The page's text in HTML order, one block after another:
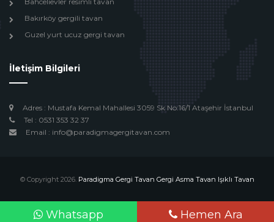
Whatsapp Hemen Ara
Bakırköy gergili tavan
Guzel yurt ucuz gergi tavan
İletişim Bilgileri
Adres : Mustafa Kemal Mahallesi 3059 Sk No:16/1 Ataşehir İstanbul
Tel : 0531 353 32 37
Email : info@paradigmagergitavan.com
© Copyright 2026. Paradigma Gergi Tavan Gergi Asma Tavan Işıklı Tavan